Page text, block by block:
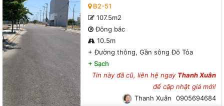
B2-51
107.5m2
Đông bắc
10.5m
+Đường thông, Gần sông Đô Tỏa
+ Sạch
Tin này đã cũ, liên hệ ngay Thanh Xuân
để cập nhật giá mới!
Thanh Xuân
0905694684